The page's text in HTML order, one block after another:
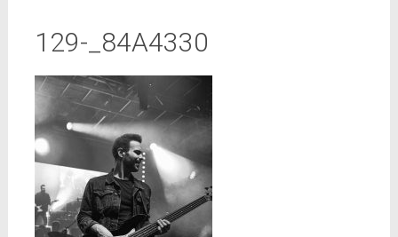
129-_84A4330